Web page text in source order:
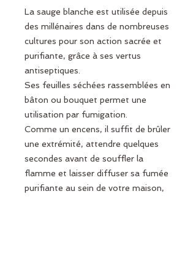
La sauge blanche est utilisée depuis
des millénaires dans de nombreuses
cultures pour son action sacrée et
purifiante, grâce à ses vertus
antiseptiques.
Ses feuilles séchées rassemblées en
bâton ou bouquet permet une
utilisation par fumigation.
Comme un encens, il suffit de brûler
une extrémité, attendre quelques
secondes avant de souffler la
flamme et laisser diffuser sa fumée
purifiante au sein de votre maison,